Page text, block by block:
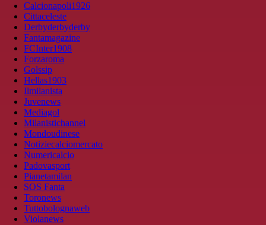
Calcionapoli1926
Cittaceleste
Derbyderbyderby
Fantamagazine
FCInter1908
Forzaroma
Golssip
Hellas1903
Ilmilanista
Juvenews
Mediagol
Milanistichannel
Mondoudinese
Notiziecalciomercato
Numericalcio
Padovasport
Pianetamilan
SOS Fanta
Toronews
Tuttobolognaweb
Violanews